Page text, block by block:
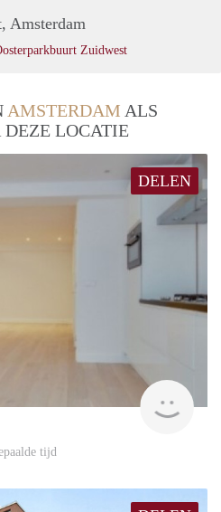
Amsterdam
Zuidwest
AMSTERDAM ALS
DEZE LOCATIE
DELEN
tijd